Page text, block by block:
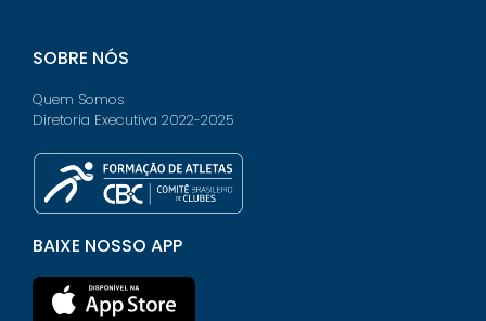
SOBRE NÓS
Quem Somos
Diretoria Executiva 2022-2025
BAIXE NOSSO APP